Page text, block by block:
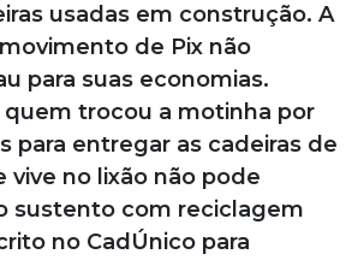
usadas em construção. A
de Pix não
para suas economias.
quem trocou a motinha por
para entregar as cadeiras de
vive no lixão não pode
sustento com reciclagem
no CadÚnico para